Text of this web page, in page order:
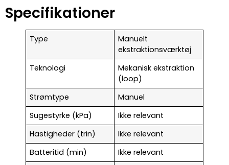
Specifikationer
Type
Manuelt
ekstraktionsværktøj
Teknologi
Mekanisk ekstraktion
(loop)
Strømtype
Manuel
Sugestyrke (kPa)
Ikke relevant
Hastigheder (trin)
Ikke relevant
Batteritid (min)
Ikke relevant